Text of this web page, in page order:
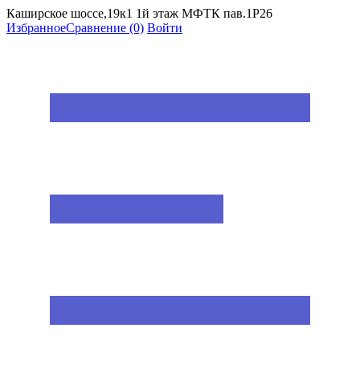
Каширское шоссе,19к1 1й этаж МФТК пав.1Р26
ИзбранноеСравнение (0) Войти